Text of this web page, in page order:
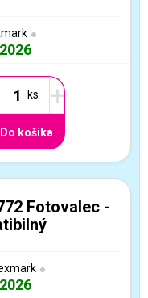
+
Do košíka
Fotovalec -